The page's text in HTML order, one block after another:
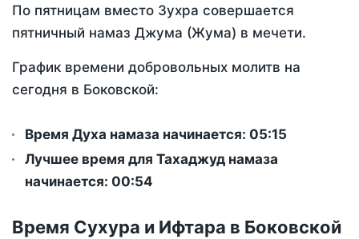
По пятницам вместо Зухра совершается
пятничный намаз Джума (Жума) в мечети.
График времени добровольных молитв на
сегодня в Боковской:
Время Духа намаза начинается: 05:15
Лучшее время для Тахаджуд намаза
начинается: 00:54
Время Сухура и Ифтара в Боковской